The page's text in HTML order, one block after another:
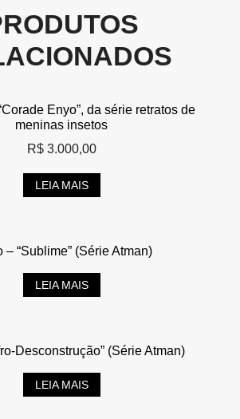
Enyo”, da série retratos de
meninas insetos
R$3.000,00
LEIA MAIS
– “Sublime” (Série Atman)
LEIA MAIS
Desconstrução” (Série Atman)
LEIA MAIS